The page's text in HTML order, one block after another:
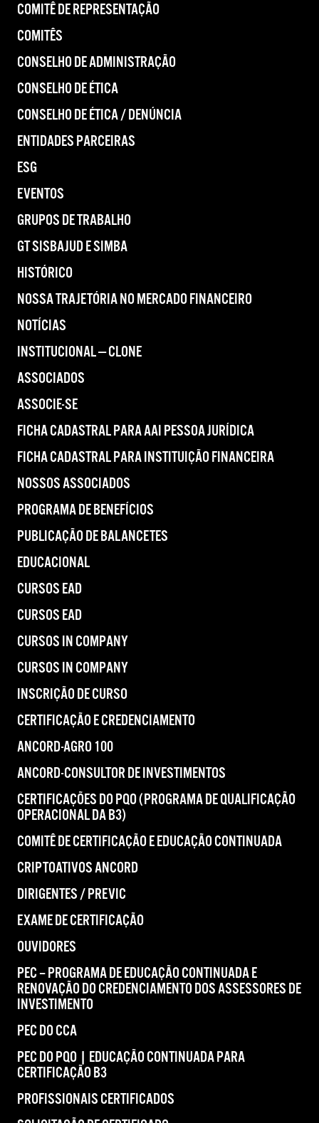
COMITÊ DE REPRESENTAÇÃO
COMITÊS
CONSELHO DE ADMINISTRAÇÃO
CONSELHO DE ÉTICA
CONSELHO DE ÉTICA / DENÚNCIA
ENTIDADES PARCEIRAS
ESG
EVENTOS
GRUPOS DE TRABALHO
GT SISBAJUD E SIMBA
HISTÓRICO
NOSSA TRAJETÓRIA NO MERCADO FINANCEIRO
NOTÍCIAS
INSTITUCIONAL — CLONE
ASSOCIADOS
ASSOCIE-SE
FICHA CADASTRAL PARA AAI PESSOA JURÍDICA
FICHA CADASTRAL PARA INSTITUIÇÃO FINANCEIRA
NOSSOS ASSOCIADOS
PROGRAMA DE BENEFÍCIOS
PUBLICAÇÃO DE BALANCETES
EDUCACIONAL
CURSOS EAD
CURSOS EAD
CURSOS IN COMPANY
CURSOS IN COMPANY
INSCRIÇÃO DE CURSO
CERTIFICAÇÃO E CREDENCIAMENTO
ANCORD-AGRO 100
ANCORD-CONSULTOR DE INVESTIMENTOS
CERTIFICAÇÕES DO PQO (PROGRAMA DE QUALIFICAÇÃO
OPERACIONAL DA B3)
COMITÊ DE CERTIFICAÇÃO E EDUCAÇÃO CONTINUADA
CRIPTOATIVOS ANCORD
DIRIGENTES / PREVIC
EXAME DE CERTIFICAÇÃO
OUVIDORES
PEC – PROGRAMA DE EDUCAÇÃO CONTINUADA E
RENOVAÇÃO DO CREDENCIAMENTO DOS ASSESSORES DE
INVESTIMENTO
PEC DO CCA
PEC DO PQO | EDUCAÇÃO CONTINUADA PARA
CERTIFICAÇÃO B3
PROFISSIONAIS CERTIFICADOS